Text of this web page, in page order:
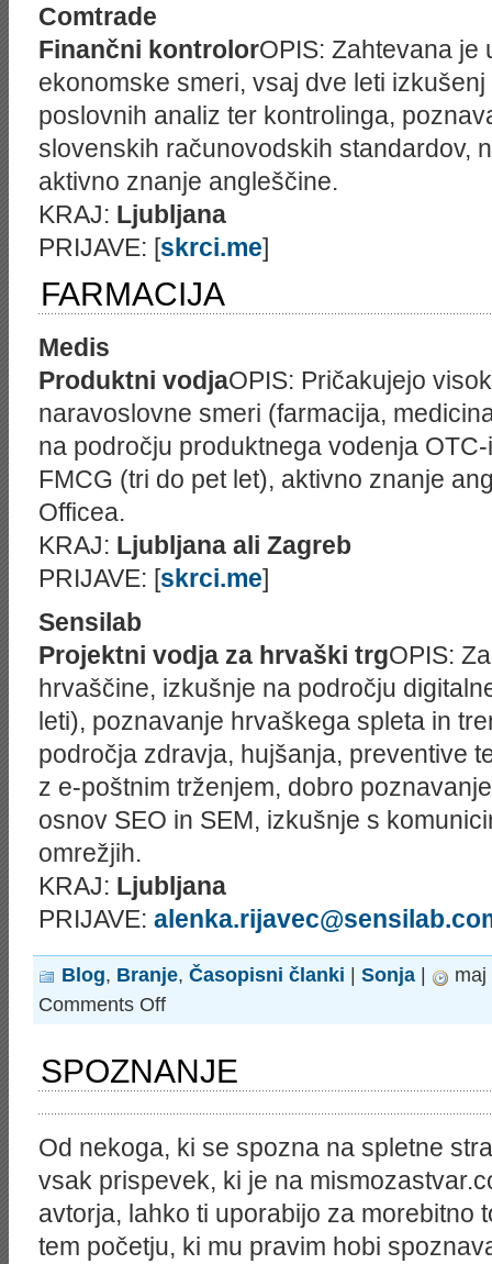
Comtrade
Finančni kontrolorOPIS: Zahtevana je
ekonomske smeri, vsaj dve leti
poslovnih analiz ter kontrolinga,
slovenskih računovodskih standardov,
aktivno znanje angleščine.
KRAJ: Ljubljana
PRIJAVE: [skrci.me]
FARMACIJA
Medis
Produktni vodjaOPIS: Pričakujejo
naravoslovne smeri (farmacija,
na področju produktnega vodenja
FMCG (tri do pet let), aktivno znanje
Officea.
KRAJ: Ljubljana ali Zagreb
PRIJAVE: [skrci.me]
Sensilab
Projektni vodja za hrvaški trgOPIS:
hrvaščine, izkušnje na področju
leti), poznavanje hrvaškega spleta in
področja zdravja, hujšanja, preventive
z e-poštnim trženjem, dobro
osnov SEO in SEM, izkušnje s
omrežjih.
KRAJ: Ljubljana
PRIJAVE:
Blog, Branje, Časopisni članki | Sonja |
Comments Offon
sluzbe-
Evropska-
isce-
priloznosti-
tudi-
v-
Danfossu-
BMW-
in-
18-
SPOZNANJE
Od nekoga, ki se spozna na spletne
vsak prispevek, ki je na
avtorja, lahko ti uporabijo za morebitno
tem početju, ki mu pravim hobi